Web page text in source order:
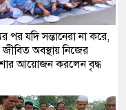
পর যদি সন্তানেরা না করে,
অবস্থায় নিজের
আয়োজন করলেন বৃদ্ধ